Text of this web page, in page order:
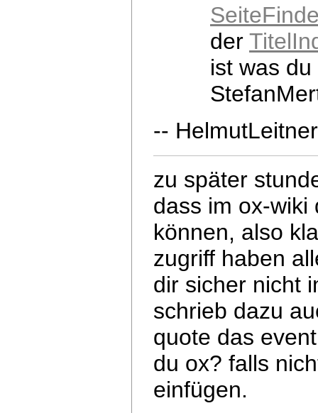
der
ist was
--
zu später
dass im ox-wiki
können, also
zugriff haben
dir sicher nicht
schrieb dazu
quote das
du ox? falls
einfügen.